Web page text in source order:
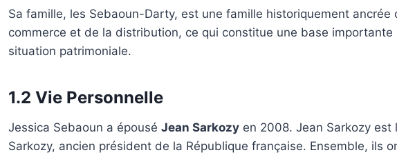
Sa famille, les Sebaoun-Darty, est une famille historiquement ancrée
commerce et de la distribution, ce qui constitue une base importante
situation patrimoniale.
1.2 Vie Personnelle
Jessica Sebaoun a épousé Jean Sarkozy en 2008. Jean Sarkozy est
Sarkozy, ancien président de la République française. Ensemble, ils